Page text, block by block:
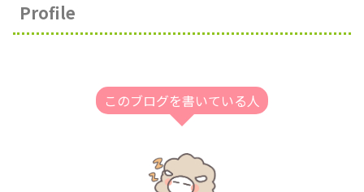
Profile
このブログを書いている人